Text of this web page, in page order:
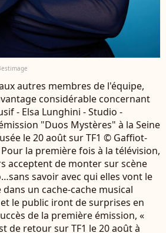
autres membres de l'équipe,
considérable concernant
- Elsa Lunghini - Studio -
"Duos Mystères" à la Seine
le 20 août sur TF1 © Gaffiot-
la première fois à la télévision,
acceptent de monter sur scène
savoir avec qui elles vont le
un cache-cache musical
le public iront de surprises en
de la première émission, «
de retour sur TF1 le 20 août à